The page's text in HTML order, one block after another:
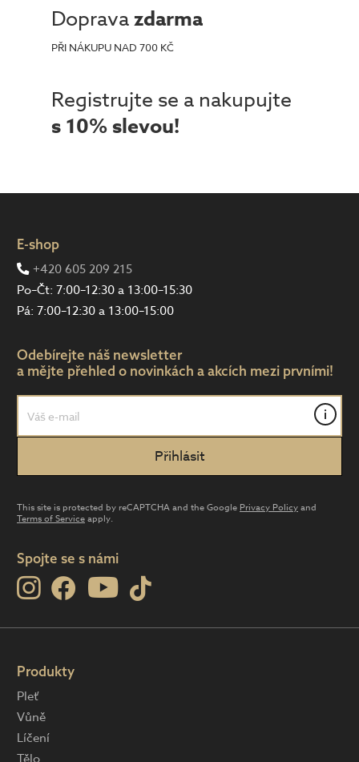
Dopravazdarma
PŘI NÁKUPU NAD 700 KČ
Registrujte se a nakupujte
s 10% slevou!
E-shop
+420 605 209 215
Po–Čt: 7:00–12:30 a 13:00–15:30
Pá: 7:00–12:30 a 13:00–15:00
Odebírejte náš newsletter
a mějte přehled o novinkách a akcích mezi prvními!
i
This site is protected by reCAPTCHA and the Google Privacy Policyand
Terms of Serviceapply.
Spojte se s námi
Produkty
Pleť
Vůně
Líčení